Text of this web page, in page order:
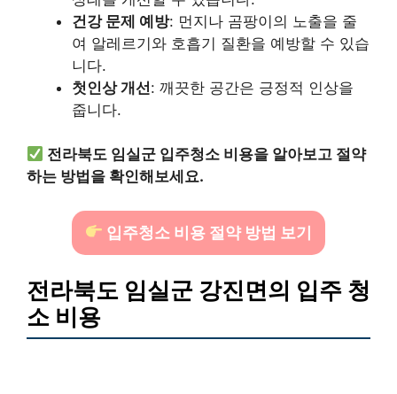
건강 문제 예방: 먼지나 곰팡이의 노출을 줄
여 알레르기와 호흡기 질환을 예방할 수 있습
니다.
첫인상 개선: 깨끗한 공간은 긍정적 인상을
줍니다.
전라북도 임실군 입주청소 비용을 알아보고 절약
하는 방법을 확인해보세요.
입주청소 비용 절약 방법 보기
전라북도 임실군 강진면의 입주 청
소 비용